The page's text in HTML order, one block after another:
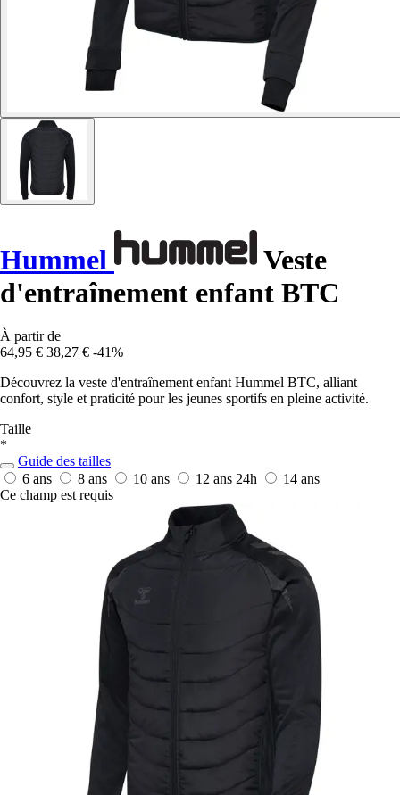
Hummel
Veste
d'entraînement enfant BTC
À partir de
64,95 € 38,27 € -41%
Découvrez la veste d'entraînement enfant Hummel BTC, alliant
confort, style et praticité pour les jeunes sportifs en pleine activité.
Taille
*
Guide des tailles
6 ans
8 ans 10 ans 12 ans 24h
14 ans
Ce champ est requis